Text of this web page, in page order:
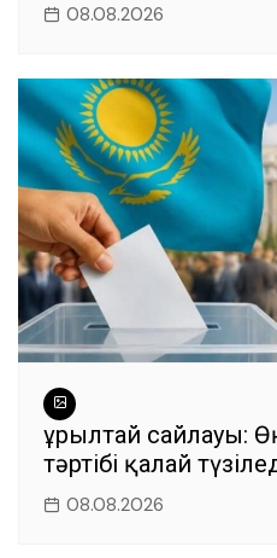
08.08.2026
Құрылтай сайлауы:
тәртібі қалай
08.08.2026